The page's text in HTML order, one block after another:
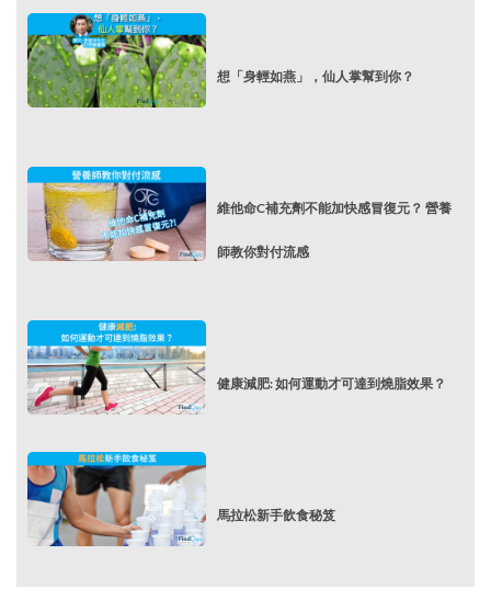
想「身輕如燕」，仙人掌幫到你？
維他命C補充劑不能加快感冒復元？ 營養
師教你對付流感
健康減肥: 如何運動才可達到燒脂效果？
馬拉松新手飲食秘笈